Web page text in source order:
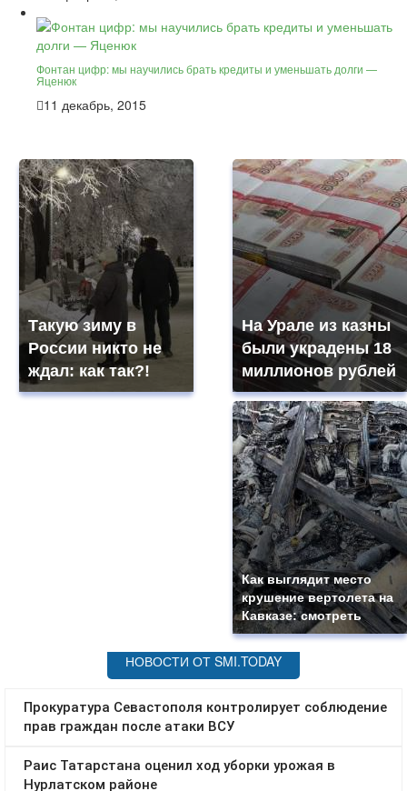
Фонтан цифр: мы научились брать кредиты и уменьшать долги —
Яценюк
11 декабрь, 2015
Такую зиму в
России никто не
ждал: как так?!
На Урале из казны
были украдены 18
миллионов рублей
Как выглядит место
крушение вертолета на
Кавказе: смотреть